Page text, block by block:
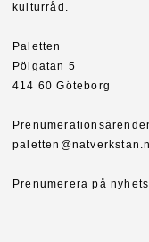
kulturråd.
Paletten
Pölgatan 5
414 60 Göteborg
Prenumerera på